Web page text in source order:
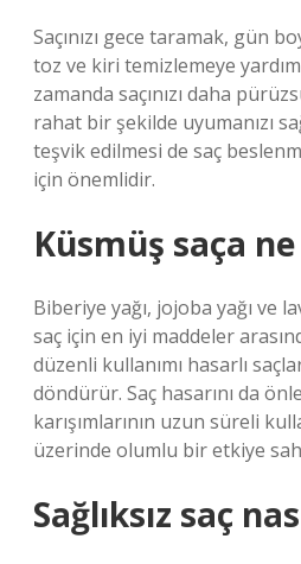
Saçınızı gece taramak, gün
toz ve kiri temizlemeye
zamanda saçınızı daha
rahat bir şekilde uyumanızı
teşvik edilmesi de saç
için önemlidir.
Küsmüş saça
Biberiye yağı, jojoba yağı ve
saç için en iyi maddeler
düzenli kullanımı hasarlı
döndürür. Saç hasarını da
karışımlarının uzun süreli
üzerinde olumlu bir etkiye
Sağlıksız saç